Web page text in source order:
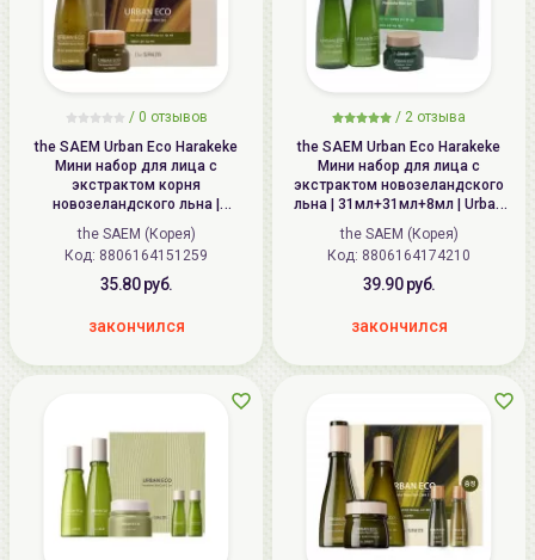
/ 0 отзывов
the SAEM Urban Eco Harakeke
Мини набор для лица с
экстрактом корня
новозеландского льна |
31мл+10мл+8мл | Urban Eco
Harakeke Root Mini Set
the SAEM (Корея)
Код: 8806164151259
35.80 руб.
закончился
/ 2 отзыва
the SAEM Urban Eco Harakeke
Мини набор для лица с
экстрактом новозеландского
льна | 31мл+31мл+8мл | Urban
Eco Harakeke Mini 3 Set
the SAEM (Корея)
Код: 8806164174210
39.90 руб.
закончился